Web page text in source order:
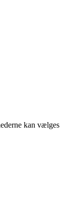
kan vælges